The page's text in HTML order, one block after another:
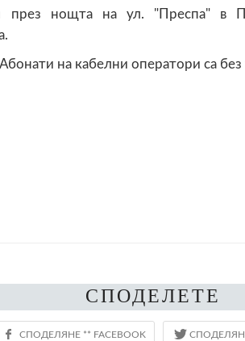
през нощта на ул. "Преспа" в
на кабелни оператори са
СПОДЕЛЕТЕ